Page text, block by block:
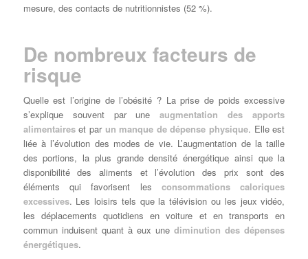
mesure, des contacts de nutritionnistes (52 %).
De nombreux facteurs de
risque
Quelle est l’origine de l’obésité ? La prise de poids excessive
s’explique souvent par une augmentation des apports
alimentaireset par un manque de dépense physique. Elle est
liée à l’évolution des modes de vie. L’augmentation de la taille
des portions, la plus grande densité énergétique ainsi que la
disponibilité des aliments et l’évolution des prix sont des
éléments qui favorisent lesconsommations caloriques
excessives. Les loisirs tels que la télévision ou les jeux vidéo,
les déplacements quotidiens en voiture et en transports en
commun induisent quant à eux unediminution des dépenses
énergétiques.